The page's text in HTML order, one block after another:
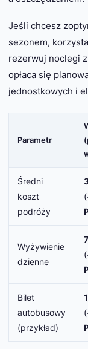
Jeśli chcesz
sezonem,
rezerwuj noclegi
opłaca się
jednostkowych i
Parametr
Średni
koszt
podróży
Wyżywienie
dzienne
Bilet
autobusowy
(przykład)